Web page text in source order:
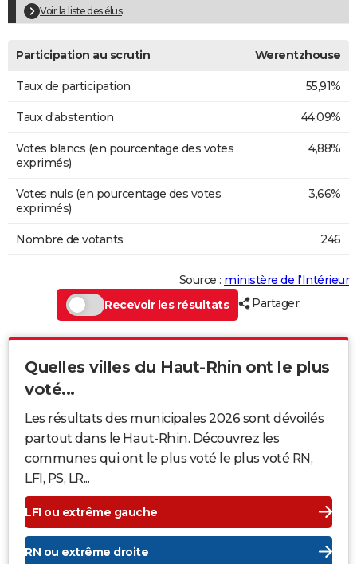
FORUM
Bricolage
Lifestyle
Culture
Sport
Auto
Television
Voyage
Cinema
Voir la liste des élus
Participation au scrutin Werentzhouse
Taux de participation 55,91%
Taux d'abstention 44,09%
Votes blancs (en pourcentage des votes
exprimés)
4,88%
Votes nuls (en pourcentage des votes
exprimés)
3,66%
Nombre de votants 246
Source : ministère de l’Intérieur
Recevoir les résultats
Partager
Quelles villes du Haut-Rhin ont le plus
voté...
Les résultats des municipales 2026 sont dévoilés
partout dans le Haut-Rhin. Découvrez les
communes qui ont le plus voté le plus voté RN,
LFI, PS, LR...
LFI ou extrême gauche
RN ou extrême droite